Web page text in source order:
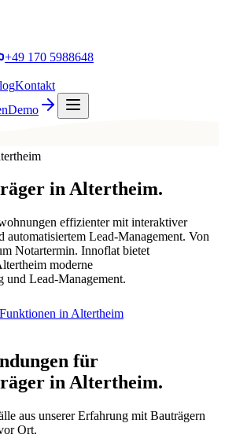
+49 170 5988648
Kontakt
Demo
inAltertheim.
effizienter mit interaktiver
automatisiertem Lead-Management. Von
Notartermin. Innoflat bietet
moderne
und Lead-Management.
in Altertheim
für
in Altertheim.
aus unserer Erfahrung mit Bauträgern
Ort.